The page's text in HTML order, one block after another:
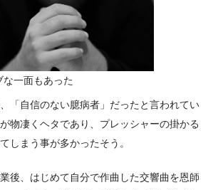
な一面もあった
「自信のない臆病者」だったと言われてい
物凄くヘタであり、プレッシャーの掛かる
しまう事が多かったそう。
後、はじめて自分で作曲した交響曲を恩師